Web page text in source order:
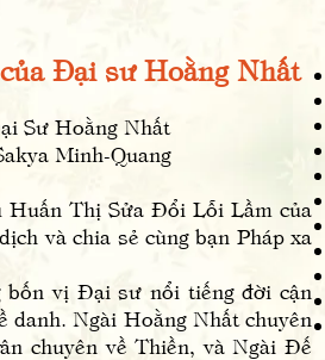
Đại sư Hoằng Nhất
Nhất
Quang
Thị Sửa Đổi Lỗi Lầm của
và chia sẻ cùng bạn Pháp xa
vị Đại sư nổi tiếng đời cận
danh. Ngài Hoằng Nhất chuyên
chuyên về Thiền, và Ngài Đế